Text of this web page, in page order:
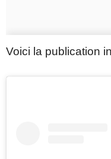
Voici la publication